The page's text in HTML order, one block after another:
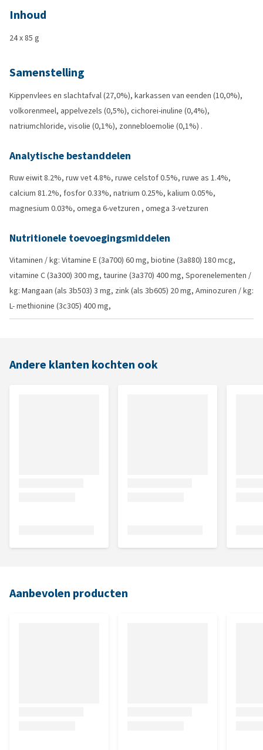
Inhoud
24 x 85 g
Samenstelling
Kippenvlees en slachtafval (27,0%), karkassen van eenden (10,0%),
volkorenmeel, appelvezels (0,5%), cichorei-inuline (0,4%),
natriumchloride, visolie (0,1%), zonnebloemolie (0,1%) .
Analytische bestanddelen
Ruw eiwit 8.2%, ruw vet 4.8%, ruwe celstof 0.5%, ruwe as 1.4%,
calcium 81.2%, fosfor 0.33%, natrium 0.25%, kalium 0.05%,
magnesium 0.03%, omega 6-vetzuren , omega 3-vetzuren
Nutritionele toevoegingsmiddelen
Vitaminen / kg: Vitamine E (3a700) 60 mg, biotine (3a880) 180 mcg,
vitamine C (3a300) 300 mg, taurine (3a370) 400 mg, Sporenelementen /
kg: Mangaan (als 3b503) 3 mg, zink (als 3b605) 20 mg, Aminozuren / kg:
L- methionine (3c305) 400 mg,
Andere klanten kochten ook
Aanbevolen producten